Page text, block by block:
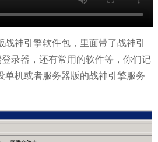
战神引擎软件包，里面带了战神引
录器，还有常用的软件等，你们记
单机或者服务器版的战神引擎服务